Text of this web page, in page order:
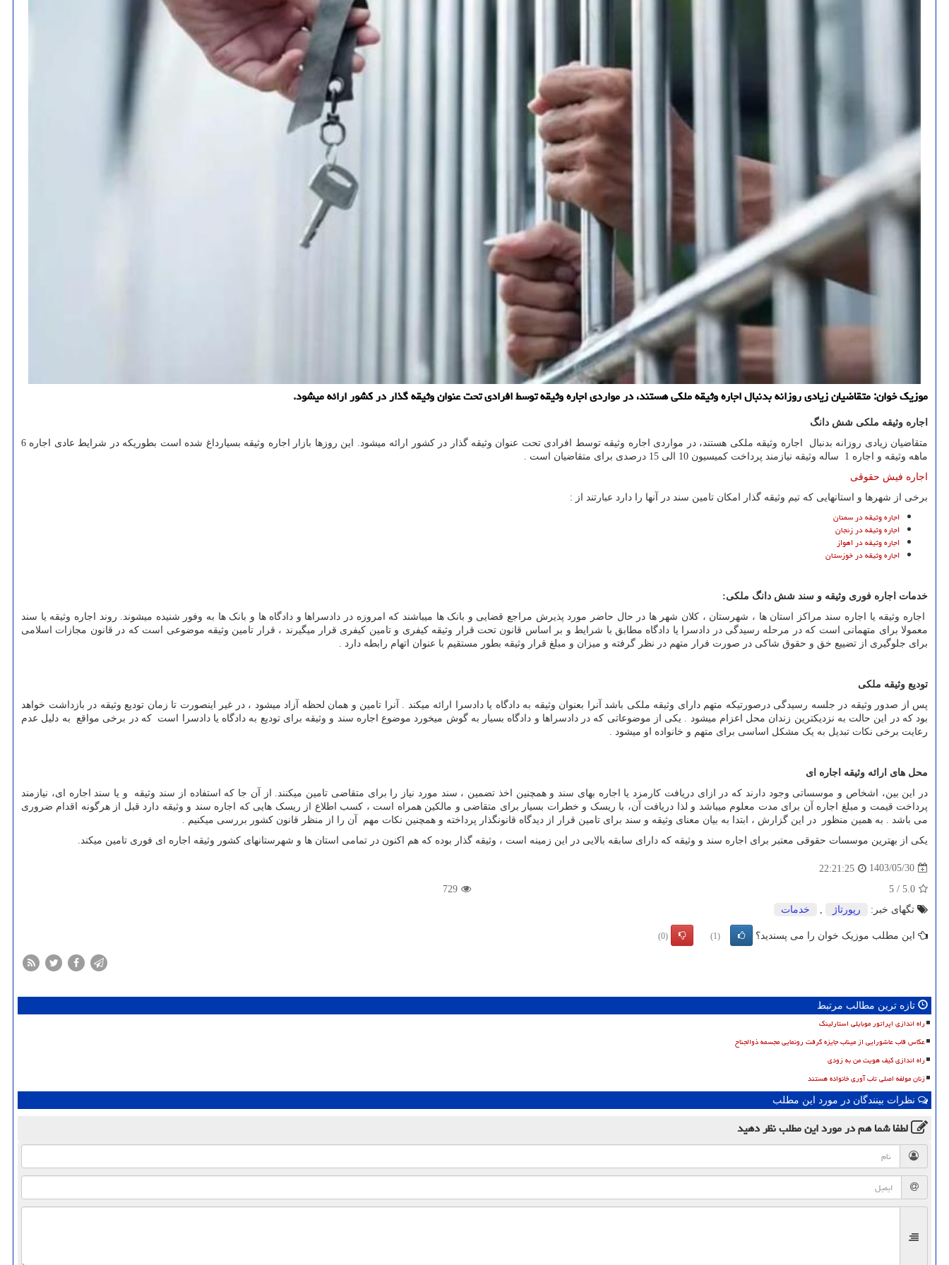
موزیک خوان: متقاضیان زیادی روزانه بدنبال اجاره وثیقه ملکی هستند، در مواردی اجاره وثیقه توسط افرادی تحت عنوان وثیقه گذار در کشور ارائه میشود.
اجاره وثیقه ملکی شش دانگ
متقاضیان زیادی روزانه بدنبال اجاره وثیقه ملکی هستند، در مواردی اجاره وثیقه توسط افرادی تحت عنوان وثیقه گذار در کشور ارائه میشود. این روزها بازار اجاره وثیقه بسیارداغ شده است بطوریکه در شرایط عادی اجاره 6
ماهه وثیقه و اجاره 1 ساله وثیقه نیازمند پرداخت کمیسیون 10 الی 15 درصدی برای متقاضیان است .
اجاره فیش حقوقی
برخی از شهرها و استانهایی که تیم وثیقه گذار امکان تامین سند در آنها را دارد عبارتند از :
اجاره وثیقه در سمنان
اجاره وثیقه در زنجان
اجاره وثیقه در اهواز
اجاره وثیقه در خوزستان
خدمات اجاره فوری وثیقه و سند شش دانگ ملکی:
اجاره وثیقه یا اجاره سند مراکز استان ها ، شهرستان ، کلان شهر ها در حال حاضر مورد پذیرش مراجع قضایی و بانک ها میباشند که امروزه در دادسراها و دادگاه ها و بانک ها به وفور شنیده میشوند. روند اجاره وثیقه یا سند
معمولا برای متهمانی است که در مرحله رسیدگی در دادسرا یا دادگاه مطابق با شرایط و بر اساس قانون تحت قرار وثیقه کیفری و تامین کیفری قرار میگیرند ، قرار تامین وثیقه موضوعی است که در قانون مجازات اسلامی
برای جلوگیری از تضییع خق و حقوق شاکی در صورت فرار متهم در نظر گرفته و میزان و مبلغ قرار وثیقه بطور مستقیم با عنوان اتهام رابطه دارد .
تودیع وثیقه ملکی
پس از صدور وثیقه در جلسه رسیدگی درصورتیکه متهم دارای وثیقه ملکی باشد آنرا بعنوان وثیقه به دادگاه یا دادسرا ارائه میکند . آنرا تامین و همان لحظه آزاد میشود ، در غیر اینصورت تا زمان تودیع وثیقه در بازداشت خواهد
بود که در این حالت به نزدیکترین زندان محل اعزام میشود . یکی از موضوعاتی که در دادسراها و دادگاه بسیار به گوش میخورد موضوع اجاره سند و وثیقه برای تودیع به دادگاه یا دادسرا است که در برخی مواقع به دلیل عدم
رعایت برخی نکات تبدیل به یک مشکل اساسی برای متهم و خانواده او میشود .
محل های ارائه وثیقه اجاره ای
در این بین، اشخاص و موسساتی وجود دارند که در ازای دریافت کارمزد یا اجاره بهای سند و همچنین اخذ تضمین ، سند مورد نیاز را برای متقاضی تامین میکنند. از آن جا که استفاده از سند وثیقه و یا سند اجاره ای، نیازمند
پرداخت قیمت و مبلغ اجاره آن برای مدت معلوم میباشد و لذا دریافت آن، با ریسک و خطرات بسیار برای متقاضی و مالکین همراه است ، کسب اطلاع از ریسک هایی که اجاره سند و وثیقه دارد قبل از هرگونه اقدام ضروری
می باشد . به همین منظور در این گزارش ، ابتدا به بیان معنای وثیقه و سند برای تامین قرار از دیدگاه قانونگذار پرداخته و همچنین نکات مهم آن را از منظر قانون کشور بررسی میکنیم .
یکی از بهترین موسسات حقوقی معتبر برای اجاره سند و وثیقه که دارای سابقه بالایی در این زمینه است ، وثیقه گذار بوده که هم اکنون در تمامی استان ها و شهرستانهای کشور وثیقه اجاره ای فوری تامین میکند.
1403/05/30
22:21:25
5.0
/
5
729
تگهای خبر:
رپورتاژ , خدمات
این مطلب موزیک خوان را می پسندید؟ (1)
(0)
تازه ترین مطالب مرتبط
راه اندازی اپراتور موبایلی استارلینک
عکاس قاب عاشورایی از میناب جایزه گرفت رونمایی مجسمه ذوالجناح
راه اندازی کیف هویت من به زودی
زنان مولفه اصلی تاب آوری خانواده هستند
نظرات بینندگان در مورد این مطلب
لطفا شما همدر مورد این مطلبنظر دهید